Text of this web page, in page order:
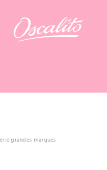
grandes marques